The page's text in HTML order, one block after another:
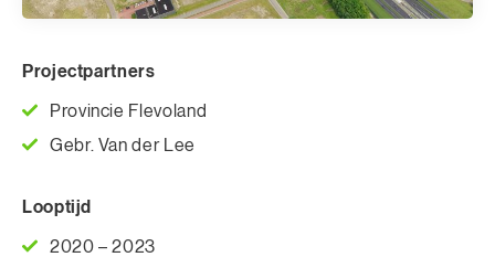
Projectpartners
Provincie Flevoland
Gebr. Van der Lee
Looptijd
2020 – 2023